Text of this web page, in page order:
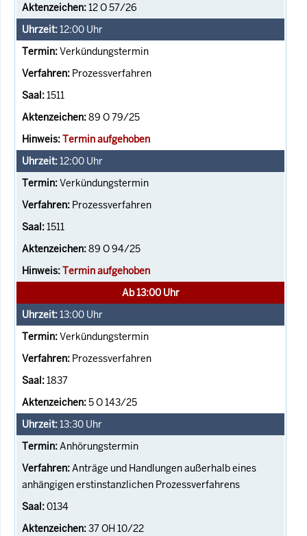
12 O 57/26
12:00 Uhr
Verkündungstermin
Prozessverfahren
1511
89 O 79/25
Termin aufgehoben
12:00 Uhr
Verkündungstermin
Prozessverfahren
1511
89 O 94/25
Termin aufgehoben
Ab 13:00 Uhr
13:00 Uhr
Verkündungstermin
Prozessverfahren
1837
5 O 143/25
13:30 Uhr
Anhörungstermin
Anträge und Handlungen außerhalb eines
anhängigen erstinstanzlichen Prozessverfahrens
0134
37 OH 10/22